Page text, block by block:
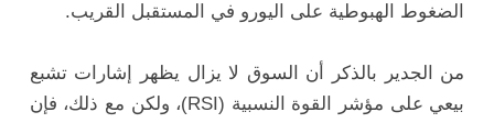
الضغوط الهبوطية على اليورو في المستقبل القريب.
من الجدير بالذكر أن السوق لا يزال يظهر إشارات تشبع
بيعي على مؤشر القوة النسبية (RSI)، ولكن مع ذلك، فإن